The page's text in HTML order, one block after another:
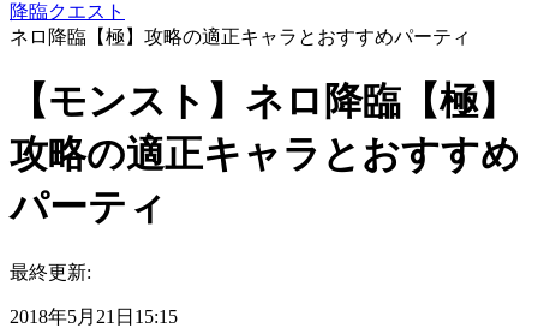
降臨クエスト
ネロ降臨【極】攻略の適正キャラとおすすめパーティ
【モンスト】ネロ降臨【極】
攻略の適正キャラとおすすめ
パーティ
最終更新:
2018年5月21日15:15